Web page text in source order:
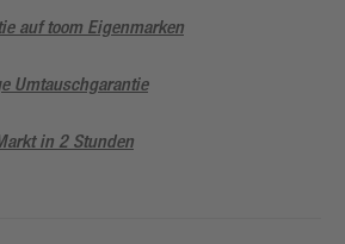
auf toom Eigenmarken
Umtauschgarantie
in 2 Stunden